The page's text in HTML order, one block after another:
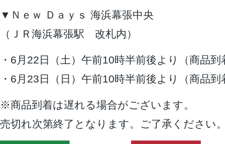
▼Ｎｅｗ Ｄａｙｓ 海浜幕張中央
（ＪＲ海浜幕張駅 改札内）
・6月22日（土）午前10時半前後より（商品到
・6月23日（日）午前10時半前後より（商品到
※商品到着は遅れる場合がございます。
売切れ次第終了となります。ご了承ください